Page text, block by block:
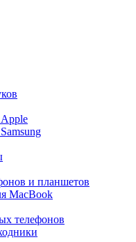
и планшетов
MacBook
телефонов